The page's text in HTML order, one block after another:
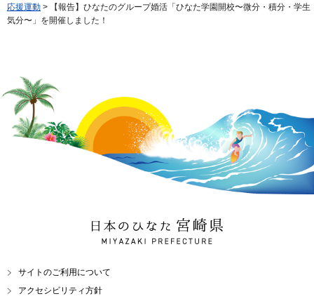
応援運動 > 【報告】ひなたのグループ婚活「ひなた学園開校〜微分・積分・学生
気分〜」を開催しました！
日本のひなた 宮崎県
MIYAZAKI PREFECTURE
サイトのご利用について
アクセシビリティ方針